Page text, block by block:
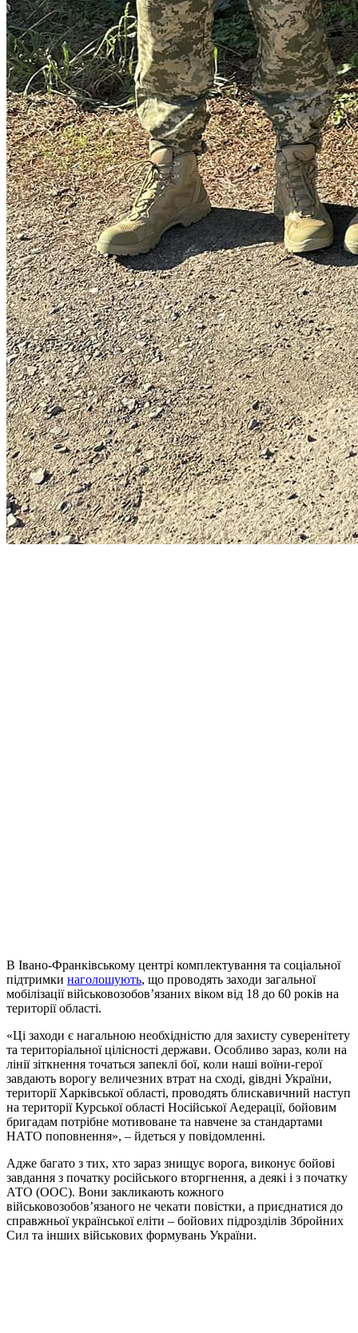
В Івано-Франківському центрі комплектування та соціальної
підтримки наголошують, що проводять заходи загальної
мобілізації військовозобов’язаних віком від 18 до 60 років на
території області.
«Ці заходи є нагальною необхідністю для захисту суверенітету
та територіальної цілісності держави. Особливо зараз, коли на
лінії зіткнення точаться запеклі бої, коли наші воїни-герої
завдають ворогу величезних втрат на cході, gівдні України,
території Харківської області, проводять блискавичний наступ
на території Курської області Hосійської Aедерації, бойовим
бригадам потрібне мотивоване та навчене за стандартами
НАТО поповнення», – йдеться у повідомленні.
Адже багато з тих, хто зараз знищує ворога, виконує бойові
завдання з початку російського вторгнення, а деякі і з початку
АТО (ООС). Вони закликають кожного
військовозобов’язаного не чекати повістки, а приєднатися до
справжньої української еліти – бойових підрозділів Збройних
Сил та інших військових формувань України.